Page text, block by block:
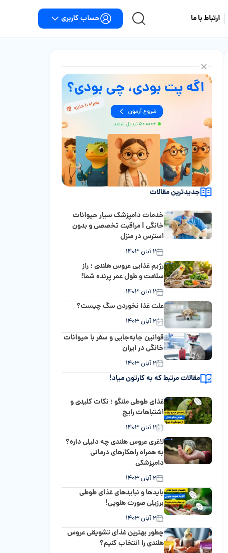
ارتباط با ما حساب کاربری
جدیدترین مقالات
خدمات دامپزشک سیار حیوانات
خانگی | مراقبت تخصصی و بدون
استرس در منزل
۲ آبان ۱۴۰۳
رژیم غذایی عروس هلندی ؛ راز
سلامت و طول عمر پرنده شما!
۲ آبان ۱۴۰۳
علت غذا نخوردن سگ چیست؟
۲ آبان ۱۴۰۳
قوانین جابه‌جایی و سفر با حیوانات
خانگی در ایران
۲ آبان ۱۴۰۳
مقالات مرتبط که به کارتون میاد!
غذای طوطی ملنگو ؛ نکات کلیدی و
اشتباهات رایج
۲ آبان ۱۴۰۳
لاغری عروس هلندی چه دلیلی داره؟
به همراه راهکارهای درمانی
دامپزشکی
۲ آبان ۱۴۰۳
باید‌ها و نباید‌های غذای طوطی
برزیلی صورت هلویی!
۲ آبان ۱۴۰۳
چطور بهترین غذای تشویقی عروس
هلندی را انتخاب کنیم؟